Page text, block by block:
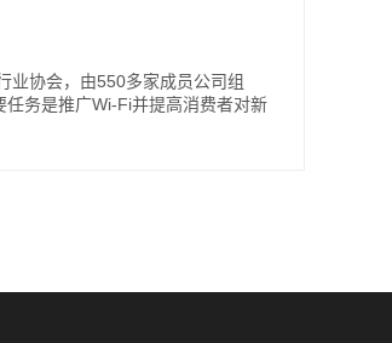
业协会，由550多家成员公司组
务是推广Wi-Fi并提高消费者对新